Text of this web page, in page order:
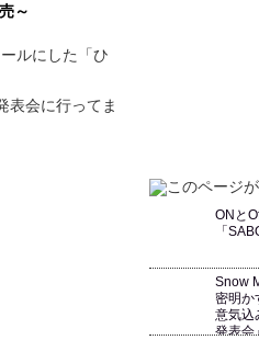
～
ルにした「ひ
表会に行ってま
ONと
「
Snow
密明か
意気込
発表会